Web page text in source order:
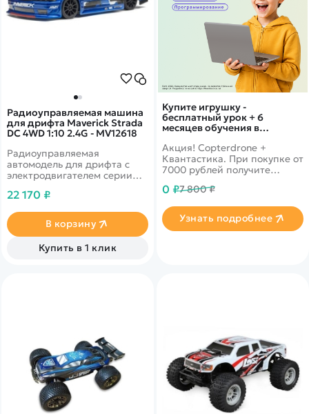
Купите игрушку -
бесплатный урок + 6
месяцев обучения в
Акция! Copterdrone +
Квантастика. При покупке от
7000 рублей получите
нашего партнера
0 ₽7 800 ₽
Узнать подробнее
Радиоуправляемая машина
для дрифта Maverick Strada
DC 4WD 1:10 2.4G - MV12618
Радиоуправляемая
автомодель для дрифта с
электродвигателем серии
приводом
22 170 ₽
В корзину
Купить в 1 клик